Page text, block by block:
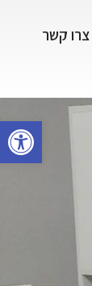
פתח
צרו קשר